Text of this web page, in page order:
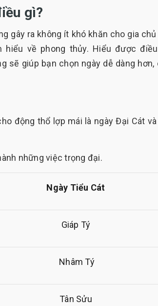
gì?
gây ra không ít khó khăn cho gia
về phong thủy. Hiểu được điều
sẽ giúp bạn chọn ngày dễ dàng hơn,
động thổ lợp mái là ngày Đại Cát
những việc trọng đại.
Ngày Tiểu Cát
Giáp Tý
Nhâm Tý
Tân Sửu